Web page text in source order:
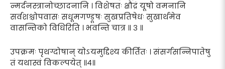
न्मर्दनस्त्रानोच्छादनानि । विशेषतः क्षौद्रं यूषो वमनानि
सर्वशश्चोपवासः सधूमगण्डूषः सुखप्रतिषेधः सुखार्थमेव
वासन्तिको विधिरिति । भवन्ति चात्र ॥ ३ ॥
उपक्रमः पृथग्दोषान् योऽयमुद्दिश्य कीर्तितः । संसर्गसन्निपातेषु
तं यथास्वं विकल्पयेत् ॥४॥